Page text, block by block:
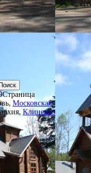
Страница
Московская
Клинское